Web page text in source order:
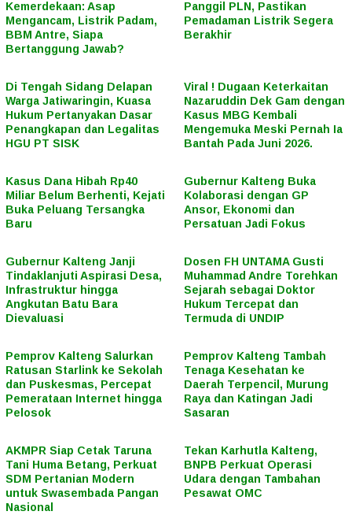
Kemerdekaan: Asap
Mengancam, Listrik Padam,
BBM Antre, Siapa
Bertanggung Jawab?
Panggil PLN, Pastikan
Pemadaman Listrik Segera
Berakhir
Di Tengah Sidang Delapan
Warga Jatiwaringin, Kuasa
Hukum Pertanyakan Dasar
Penangkapan dan Legalitas
HGU PT SISK
Viral ! Dugaan Keterkaitan
Nazaruddin Dek Gam dengan
Kasus MBG Kembali
Mengemuka Meski Pernah Ia
Bantah Pada Juni 2026.
Kasus Dana Hibah Rp40
Miliar Belum Berhenti, Kejati
Buka Peluang Tersangka
Baru
Gubernur Kalteng Buka
Kolaborasi dengan GP
Ansor, Ekonomi dan
Persatuan Jadi Fokus
Gubernur Kalteng Janji
Tindaklanjuti Aspirasi Desa,
Infrastruktur hingga
Angkutan Batu Bara
Dievaluasi
Dosen FH UNTAMA Gusti
Muhammad Andre Torehkan
Sejarah sebagai Doktor
Hukum Tercepat dan
Termuda di UNDIP
Pemprov Kalteng Salurkan
Ratusan Starlink ke Sekolah
dan Puskesmas, Percepat
Pemerataan Internet hingga
Pelosok
Pemprov Kalteng Tambah
Tenaga Kesehatan ke
Daerah Terpencil, Murung
Raya dan Katingan Jadi
Sasaran
AKMPR Siap Cetak Taruna
Tani Huma Betang, Perkuat
SDM Pertanian Modern
untuk Swasembada Pangan
Nasional
Tekan Karhutla Kalteng,
BNPB Perkuat Operasi
Udara dengan Tambahan
Pesawat OMC